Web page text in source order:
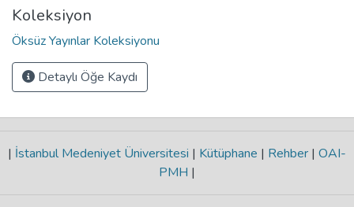
Koleksiyon
Öksüz Yayınlar Koleksiyonu
Detaylı Öğe Kaydı
| İstanbul Medeniyet Üniversitesi | Kütüphane | Rehber | OAI-
PMH |